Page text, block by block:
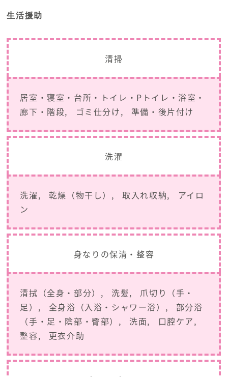
生活援助
清掃
居室・寝室・台所・トイレ・Pトイレ・浴室・
廊下・階段
ゴミ仕分け 準備・後片付け
洗濯
洗濯 乾燥（物干し） 取入れ収納
アイロ
ン
身なりの保清・整容
清拭（全身・部分） 洗髪
爪切り（手・
足）
全身浴（入浴・シャワー浴）
部分浴
（手・足・陰部・臀部）
洗面
口腔ケア
整容
更衣介助